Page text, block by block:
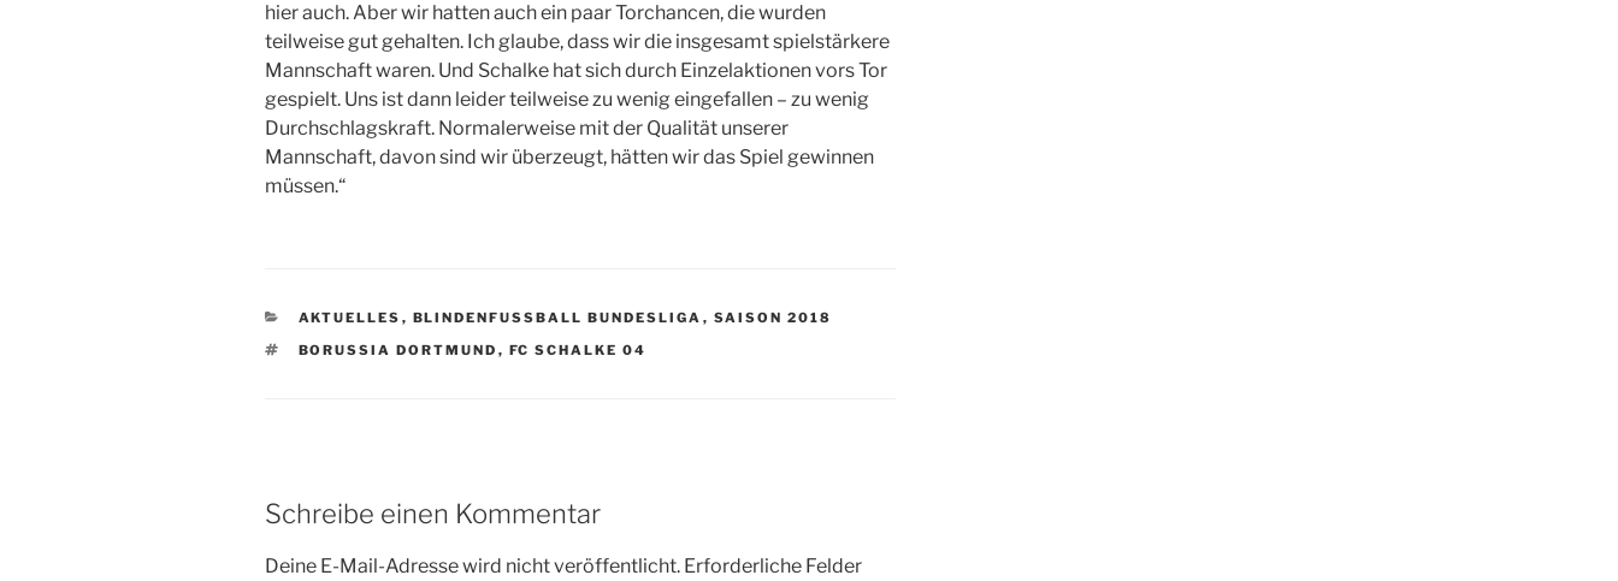
hier auch. Aber wir hatten auch ein paar Torchancen, die wurden
teilweise gut gehalten. Ich glaube, dass wir die insgesamt spielstärkere
Mannschaft waren. Und Schalke hat sich durch Einzelaktionen vors Tor
gespielt. Uns ist dann leider teilweise zu wenig eingefallen – zu wenig
Durchschlagskraft. Normalerweise mit der Qualität unserer
Mannschaft, davon sind wir überzeugt, hätten wir das Spiel gewinnen
müssen.“
KATEGORIEN
AKTUELLES , BLINDENFUSSBALL BUNDESLIGA , SAISON 2018
SCHLAGWÖRTER
BORUSSIA DORTMUND , FC SCHALKE 04
Schreibe einen Kommentar
Deine E-Mail-Adresse wird nicht veröffentlicht. Erforderliche Felder